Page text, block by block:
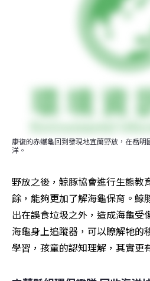
康復的赤蠵龜回到發現地宜蘭野放，在岳
洋。
野放之後，鯨豚協會進行生態教
餘，能夠更加了解海龜保育。鯨
出在誤食垃圾之外，造成海龜受
海龜身上追蹤器，可以瞭解牠的
學習，孩童的認知理解，其實更